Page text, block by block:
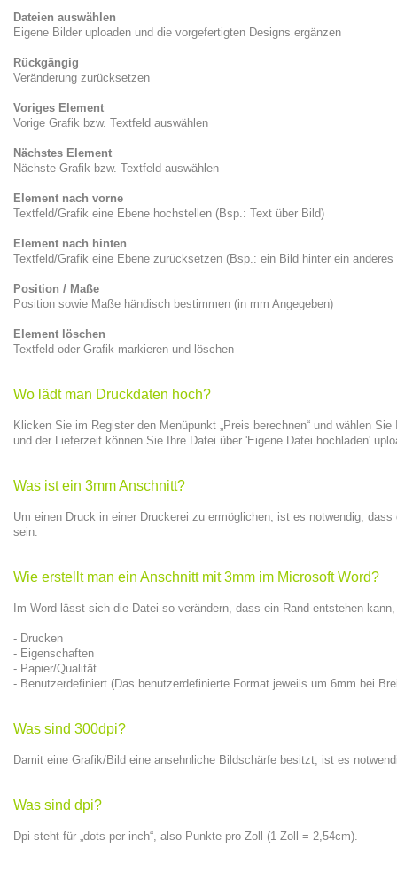
Dateien auswählen
Eigene Bilder uploaden und die vorgefertigten Designs ergänzen
Rückgängig
Veränderung zurücksetzen
Voriges Element
Vorige Grafik bzw. Textfeld auswählen
Nächstes Element
Nächste Grafik bzw. Textfeld auswählen
Element nach vorne
Textfeld/Grafik eine Ebene hochstellen (Bsp.: Text über Bild)
Element nach hinten
Textfeld/Grafik eine Ebene zurücksetzen (Bsp.: ein Bild hinter ein anderes
Position / Maße
Position sowie Maße händisch bestimmen (in mm Angegeben)
Element löschen
Textfeld oder Grafik markieren und löschen
Wo lädt man Druckdaten hoch?
Klicken Sie im Register den Menüpunkt „Preis berechnen“ und wählen
und der Lieferzeit können Sie Ihre Datei über 'Eigene Datei hochladen'
Was ist ein 3mm Anschnitt?
Um einen Druck in einer Druckerei zu ermöglichen, ist es notwendig,
sein.
Wie erstellt man ein Anschnitt mit 3mm im Microsoft Word?
Im Word lässt sich die Datei so verändern, dass ein Rand entstehen
- Drucken
- Eigenschaften
- Papier/Qualität
- Benutzerdefiniert (Das benutzerdefinierte Format jeweils um 6mm bei
Was sind 300dpi?
Damit eine Grafik/Bild eine ansehnliche Bildschärfe besitzt, ist es
Was sind dpi?
Dpi steht für „dots per inch“, also Punkte pro Zoll (1 Zoll = 2,54cm).